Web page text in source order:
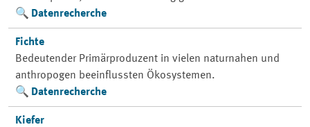
Datenrecherche
Fichte
Bedeutender Primärproduzent in vielen naturnahen und
anthropogen beeinflussten Ökosystemen.
Datenrecherche
Kiefer